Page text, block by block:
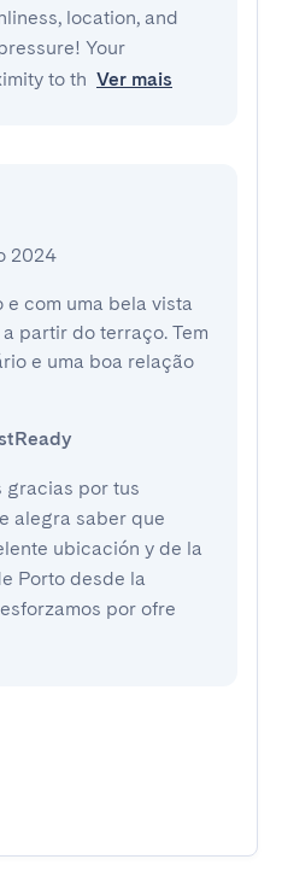
location, and
Your
to th Ver mais
2024
com uma bela vista
partir do terraço. Tem
e uma boa relação
gracias por tus
alegra saber que
ubicación y de la
Porto desde la
por ofre